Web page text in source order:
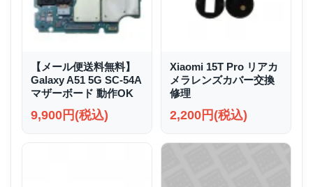
【メール便送料無料】
Galaxy A51 5G SC-54A
マザーボード 動作OK
9,900円(税込)
Xiaomi 15T Pro リアカ
メラレンズカバー交換
修理
2,200円(税込)